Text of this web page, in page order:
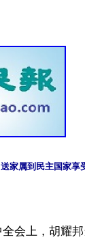
家属到民主国家享
会上，胡耀邦